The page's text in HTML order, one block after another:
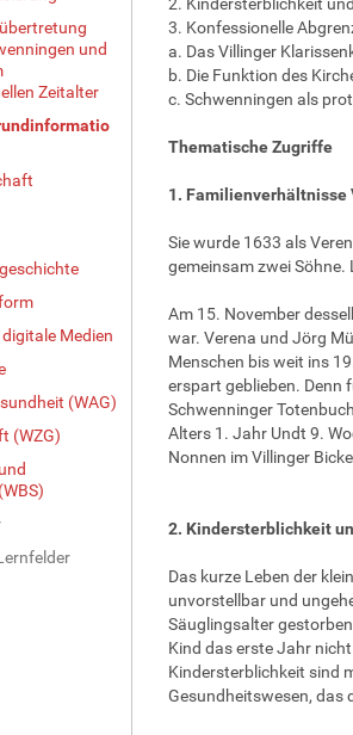
und
Zeitalter
Medien
(WAG)
(WZG)
3. Konfessionelle
a. Das Villinger
b. Die Funktion des
c. Schwenningen als
Thematische Zugriffe
1. Familienverhältnisse
Sie wurde 1633 als
gemeinsam zwei
Am 15. November
war. Verena und Jörg
Menschen bis weit ins
erspart geblieben. Denn
Schwenninger
Alters 1. Jahr Undt 9.
Nonnen im Villinger
2. Kindersterblichkeit
Das kurze Leben der
unvorstellbar und
Säuglingsalter
Kind das erste Jahr
Kindersterblichkeit sind
Gesundheitswesen, das